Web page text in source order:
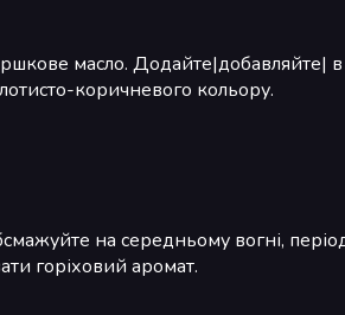
масло. Додайте|добавляйте|
коричневого кольору.
на середньому вогні,
горіховий аромат.